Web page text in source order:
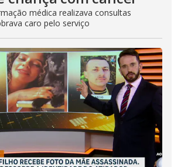
médica realizava consultas
caro pelo serviço